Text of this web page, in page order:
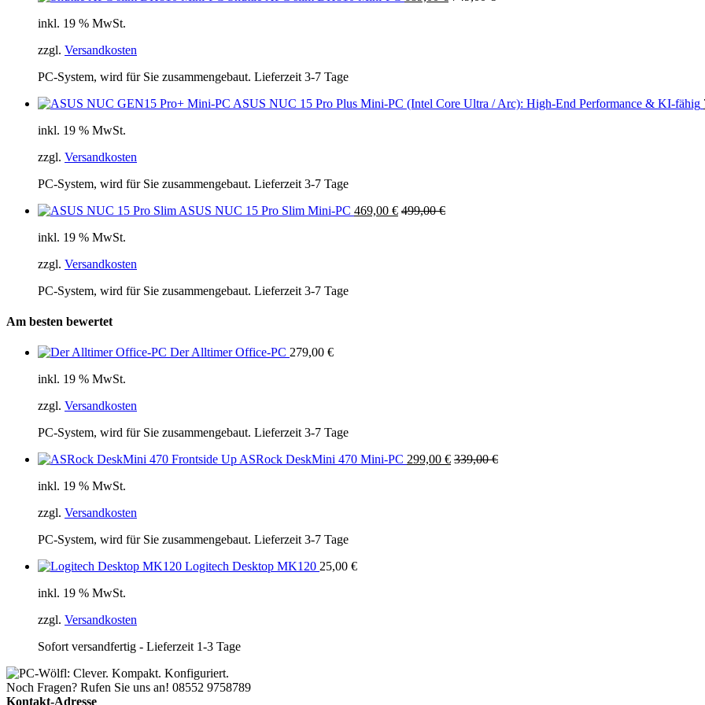
inkl. 19 % MwSt.
zzgl. Versandkosten
PC-System, wird für Sie zusammengebaut. Lieferzeit 3-7 Tage
ASUS NUC 15 Pro Plus Mini-PC (Intel Core Ultra / Arc): High-End Performance & KI-fähig
inkl. 19 % MwSt.
zzgl. Versandkosten
PC-System, wird für Sie zusammengebaut. Lieferzeit 3-7 Tage
ASUS NUC 15 Pro Slim Mini-PC 469,00 € 499,00€
inkl. 19 % MwSt.
zzgl. Versandkosten
PC-System, wird für Sie zusammengebaut. Lieferzeit 3-7 Tage
Am besten bewertet
Der Alltimer Office-PC 279,00 €
inkl. 19 % MwSt.
zzgl. Versandkosten
PC-System, wird für Sie zusammengebaut. Lieferzeit 3-7 Tage
ASRock DeskMini 470 Mini-PC 299,00 € 339,00€
inkl. 19 % MwSt.
zzgl. Versandkosten
PC-System, wird für Sie zusammengebaut. Lieferzeit 3-7 Tage
Logitech Desktop MK120 25,00 €
inkl. 19 % MwSt.
zzgl. Versandkosten
Sofort versandfertig - Lieferzeit 1-3 Tage
Noch Fragen? Rufen Sie uns an! 08552 9758789
Kontakt-Adresse